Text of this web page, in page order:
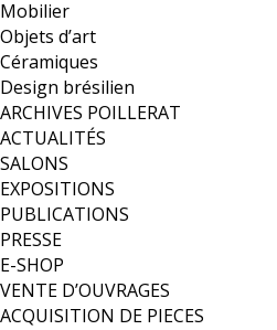
Mobilier
Objets d’art
Céramiques
Design brésilien
ARCHIVES POILLERAT
ACTUALITÉS
SALONS
EXPOSITIONS
PUBLICATIONS
PRESSE
E-SHOP
VENTE D’OUVRAGES
ACQUISITION DE PIECES